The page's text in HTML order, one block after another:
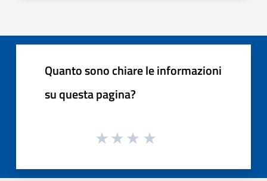
Quanto sono chiare le informazioni
su questa pagina?